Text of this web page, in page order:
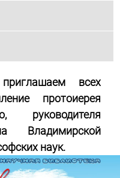
всех
протоиерея
руководителя
Владимирской
наук.